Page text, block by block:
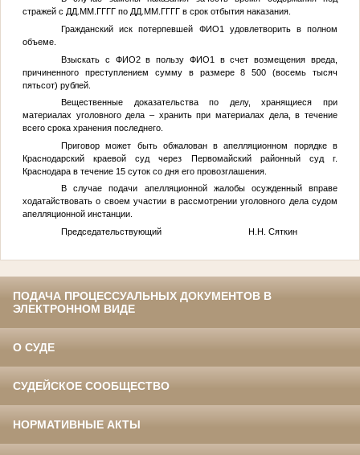
стражей с ДД.ММ.ГГГГпо ДД.ММ.ГГГГв срок отбытия наказания.
Гражданский иск потерпевшей ФИО1
удовлетворить в полном
объеме.
Взыскать с ФИО2в пользу ФИО1
в счет возмещения вреда,
причиненного преступлением сумму в размере 8 500 (восемь тысяч
пятьсот) рублей.
Вещественные доказательства по делу, хранящиеся при
материалах уголовного дела – хранить при материалах дела, в течение
всего срока хранения последнего.
Приговор может быть обжалован в апелляционном порядке в
Краснодарский краевой суд через Первомайский районный суд г.
Краснодара в течение 15 суток со дня его провозглашения.
В случае подачи апелляционной жалобы осужденный вправе
ходатайствовать о своем участии в рассмотрении уголовного дела судом
апелляционной инстанции.
Председательствующий Н.Н. Сяткин
ПОДАЧА ПРОЦЕССУАЛЬНЫХ ДОКУМЕНТОВ В
ЭЛЕКТРОННОМ ВИДЕ
О СУДЕ
СУДЕЙСКОЕ СООБЩЕСТВО
НОРМАТИВНЫЕ АКТЫ